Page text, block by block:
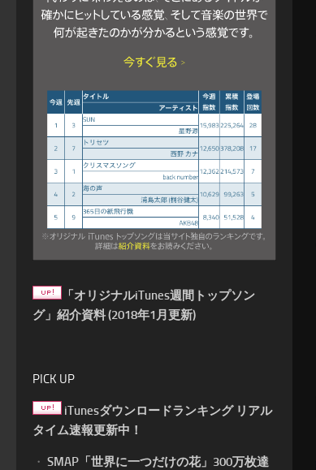
「オリジナルiTunes週間トップソン
グ」紹介資料 (2018年1月更新)
PICK UP
iTunesダウンロードランキング リアル
タイム速報更新中！
・ SMAP「世界に一つだけの花」300万枚達